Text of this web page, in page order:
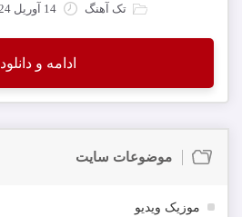
تک آهنگ 14 آوریل 2024
ادامه و دانلود
موضوعات سایت
موزیک ویدیو